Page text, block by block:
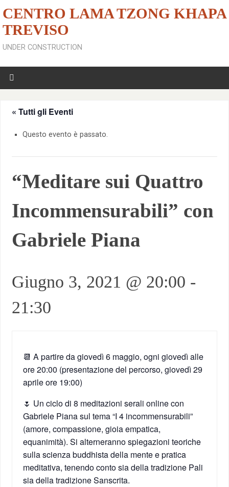
CENTRO LAMA TZONG KHAPA
TREVISO
UNDER CONSTRUCTION
« Tutti gli Eventi
Questo evento è passato.
“Meditare sui Quattro
Incommensurabili” con
Gabriele Piana
Giugno 3, 2021 @ 20:00 -
21:30
📆 A partire da giovedì 6 maggio, ogni giovedì alle
ore 20:00 (presentazione del percorso, giovedì 29
aprile ore 19:00)
🌷 Un ciclo di 8 meditazioni serali online con
Gabriele Piana sul tema “I 4 incommensurabili”
(amore, compassione, gioia empatica,
equanimità). Si alterneranno spiegazioni teoriche
sulla scienza buddhista della mente e pratica
meditativa, tenendo conto sia della tradizione Pali
sia della tradizione Sanscrita.